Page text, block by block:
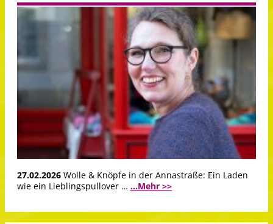
27.02.2026 Wolle & Knöpfe in der Annastraße: Ein Laden
wie ein Lieblingspullover … ...Mehr >>